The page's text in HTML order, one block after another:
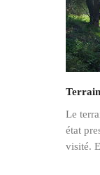
Terrain
Le
état
visité.